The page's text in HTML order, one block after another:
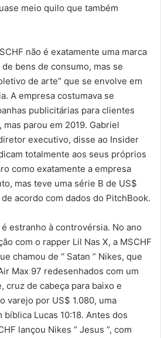
meio quilo que também
não é exatamente uma marca
bens de consumo, mas se
de arte” que se envolve em
A empresa costumava se
publicitárias para clientes
parou em 2019. Gabriel
executivo, disse ao Insider
totalmente aos seus próprios
como exatamente a empresa
mas teve uma série B de US$
acordo com dados do PitchBook.
estranho à controvérsia. No ano
com o rapper Lil Nas X, a MSCHF
chamou de “ Satan ” Nikes, que
Max 97 redesenhados com um
cruz de cabeça para baixo e
varejo por US$ 1.080, uma
Lucas 10:18. Antes dos
lançou Nikes “ Jesus ”, com